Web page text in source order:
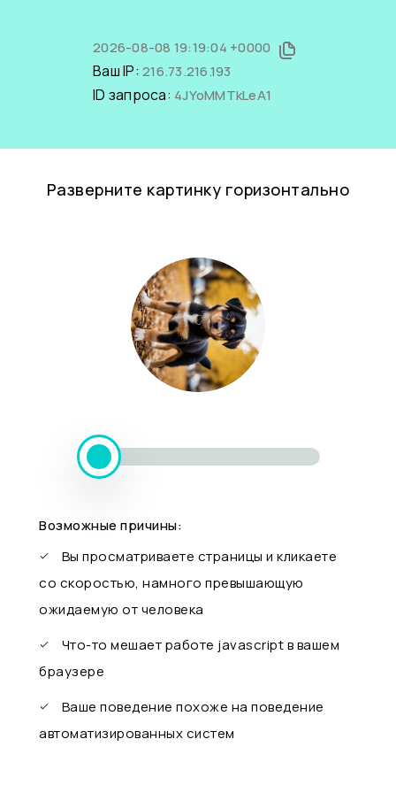
2026-08-08 19:19:04 +0000
Ваш IP: 216.73.216.193
ID запроса: 4JYoMMTkLeA1
Разверните картинку горизонтально
Возможные причины:
Вы просматриваете страницы и кликаете
со скоростью, намного превышающую
ожидаемую от человека
Что-то мешает работе javascript в вашем
браузере
Ваше поведение похоже на поведение
автоматизированных систем